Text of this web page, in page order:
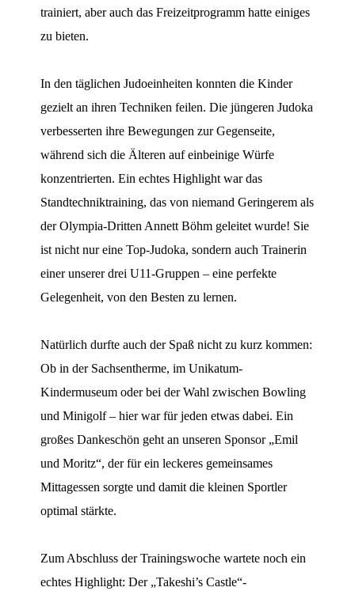
trainiert, aber auch das Freizeitprogramm hatte einiges
zu bieten.
In den täglichen Judoeinheiten konnten die Kinder
gezielt an ihren Techniken feilen. Die jüngeren Judoka
verbesserten ihre Bewegungen zur Gegenseite,
während sich die Älteren auf einbeinige Würfe
konzentrierten. Ein echtes Highlight war das
Standtechniktraining, das von niemand Geringerem als
der Olympia-Dritten Annett Böhm geleitet wurde! Sie
ist nicht nur eine Top-Judoka, sondern auch Trainerin
einer unserer drei U11-Gruppen – eine perfekte
Gelegenheit, von den Besten zu lernen.
Natürlich durfte auch der Spaß nicht zu kurz kommen:
Ob in der Sachsentherme, im Unikatum-
Kindermuseum oder bei der Wahl zwischen Bowling
und Minigolf – hier war für jeden etwas dabei. Ein
großes Dankeschön geht an unseren Sponsor „Emil
und Moritz“, der für ein leckeres gemeinsames
Mittagessen sorgte und damit die kleinen Sportler
optimal stärkte.
Zum Abschluss der Trainingswoche wartete noch ein
echtes Highlight: Der „Takeshi’s Castle“-